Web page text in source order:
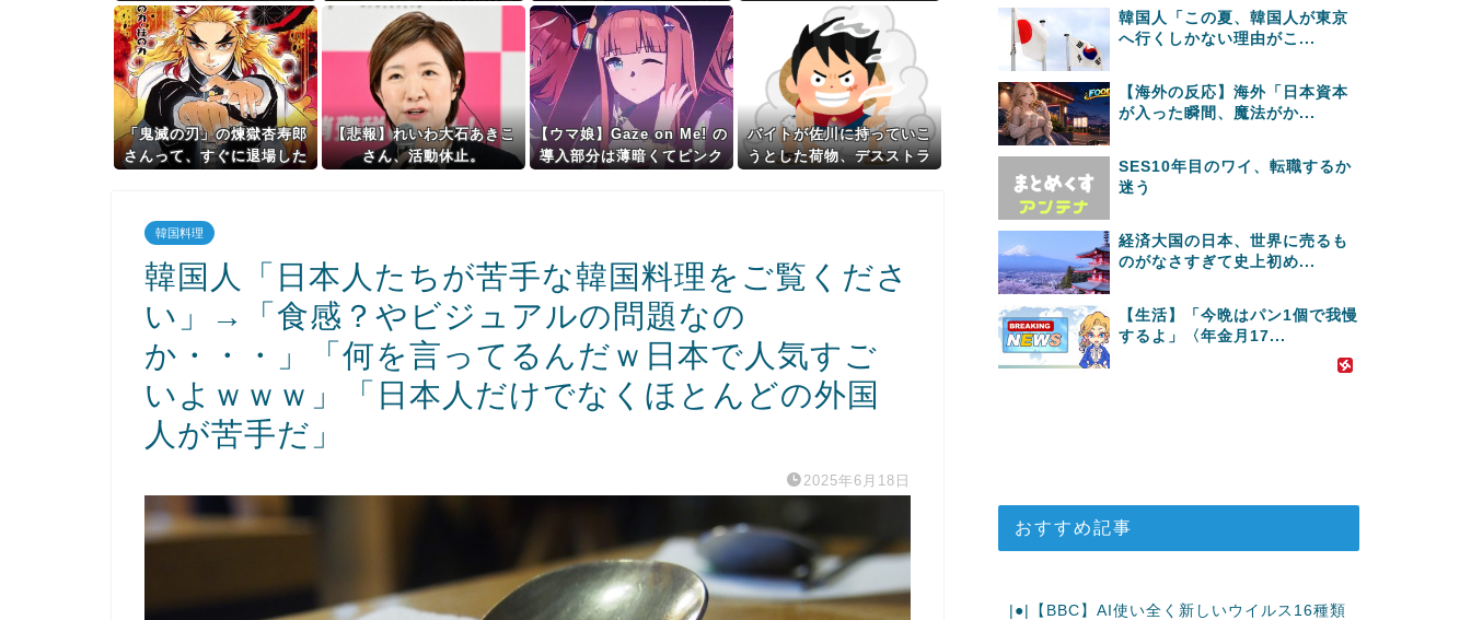
終わる「パパ活」「情報漏
えい」「脱税」などなど
モバP「資料だから見とい
てくれ」
絶対返すから…」→約束を
信じて待った結果、警察に
通報することになり…
オタを驚愕させるｗｗｗｗ
ｗ
「鬼滅の刃」の煉獄杏寿郎
さんって、すぐに退場した
【悲報】れいわ大石あきこ
さん、活動休止。
【ウマ娘】Gaze on Me! の
導入部分は薄暗くてピンク
バイトが佐川に持っていこ
うとした荷物、デスストラ
韓国料理
韓国人「日本人たちが苦手な韓国料理をご覧くださ
い」→「食感？やビジュアルの問題なの
か・・・」「何を言ってるんだｗ日本で人気すご
いよｗｗｗ」「日本人だけでなくほとんどの外国
人が苦手だ」
2025年6月18日
韓国人「この夏、韓国人が東京
へ行くしかない理由がこ...
【海外の反応】海外「日本資本
が入った瞬間、魔法がか...
SES10年目のワイ、転職するか
迷う
経済大国の日本、世界に売るも
のがなさすぎて史上初め...
【生活】「今晩はパン1個で我慢
するよ」〈年金月17...
おすすめ記事
|●|【BBC】AI使い全く新しいウイルス16種類